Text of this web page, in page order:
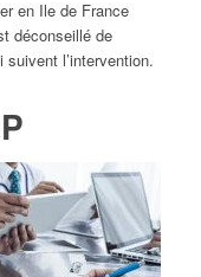
en Ile de France
déconseillé de
l’intervention.